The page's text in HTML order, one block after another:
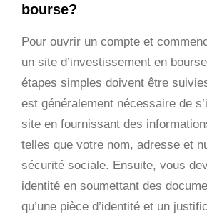
bourse?
Pour ouvrir un compte et
un site d’investissement en
étapes simples doivent être
est généralement nécessaire de
site en fournissant des
telles que votre nom, adresse et
sécurité sociale. Ensuite, vous
identité en soumettant des
qu’une pièce d’identité et un